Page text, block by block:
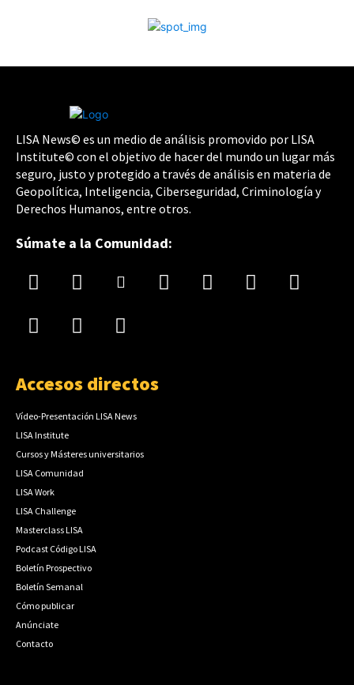
LISA News© es un medio de análisis promovido por LISA
Institute© con el objetivo de hacer del mundo un lugar más
seguro, justo y protegido a través de análisis en materia de
Geopolítica, Inteligencia, Ciberseguridad, Criminología y
Derechos Humanos, entre otros.
Súmate a la Comunidad:
Accesos directos
Vídeo-Presentación LISA News
LISA Institute
Cursos y Másteres universitarios
LISA Comunidad
LISA Work
LISA Challenge
Masterclass LISA
Podcast Código LISA
Boletín Prospectivo
Boletín Semanal
Cómo publicar
Anúnciate
Contacto